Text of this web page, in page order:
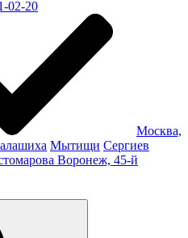
02-20
Москва,
Мытищи Сергиев
Воронеж, 45-й